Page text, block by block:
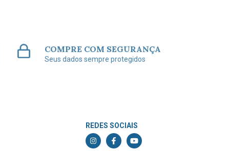
COMPRE COM SEGURANÇA
Seus dados sempre protegidos
REDES SOCIAIS